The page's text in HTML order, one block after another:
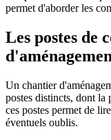
permet d'aborder les
Les postes de
Un chantier
postes distincts, dont la
ces postes permet de
éventuels oublis.